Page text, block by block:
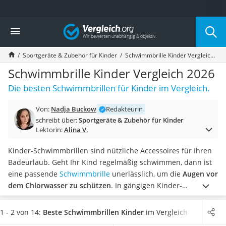
Die beliebtesten Vergleiche nach Kategorie
Kind & Baby
Babyphone mit 2 Kameras
Walkie-Talkie Kinder
Kindermatratzen
Babywippe
Rollschuhe für Kinder
Laufrad
Kinderschubkarre
Kinderuhr
Babyphone
Treppenschutzgitter
Kindersitz ab 4 Jahren
Kinderroller 3 Räder
Ferngesteuertes Auto
Vergleich
Sportgeräte & Zubehör für Kinder Schwimmbrille Kinder Vergleich 2026
Schwimmbrille Kinder Vergleich 2026
Die besten Schwimmbrillen für Kinder im Vergleich.
Von: Nadja Buckow
Redakteurin
schreibt über:Sportgeräte & Zubehör für Kinder
Lektorin:Alina V.
Kinder-Schwimmbrillen sind nützliche Accessoires für Ihren
Badeurlaub. Geht Ihr Kind regelmäßig schwimmen, dann ist
eine passende Schwimmbrille unerlässlich, um die Augen vor
dem Chlorwasser zu schützen. In gängigen Kinder-
Schwimmbrillen-Tests im Internet werden Eigenschaften wie
dieAnti-Fog-Beschichtung und der UV-Schutzder Brille
1 - 2 von 14: Beste Schwimmbrillen Kinder im Vergleich